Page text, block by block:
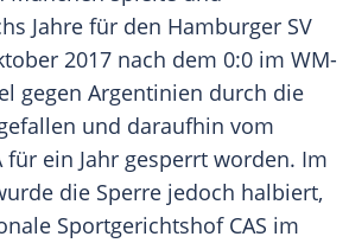
Jahre für den Hamburger SV
2017 nach dem 0:0 im WM-
gegen Argentinien durch die
und daraufhin vom
für ein Jahr gesperrt worden. Im
die Sperre jedoch halbiert,
Sportgerichtshof CAS im